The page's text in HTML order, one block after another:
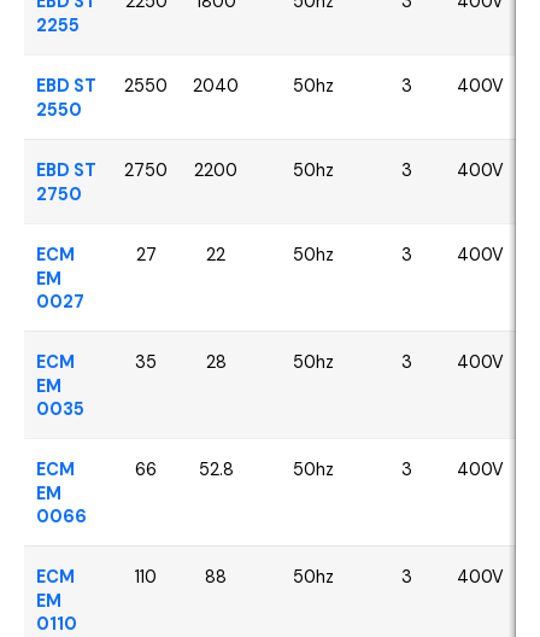
2255
EBD ST
2550
2550 2040 50hz 3 400V
EBD ST
2750
2750 2200 50hz 3 400V
ECM
EM
0027
27 22 50hz 3 400V
ECM
EM
0035
35 28 50hz 3 400V
ECM
EM
0066
66 52.8 50hz 3 400V
ECM
EM
0110
110 88 50hz 3 400V